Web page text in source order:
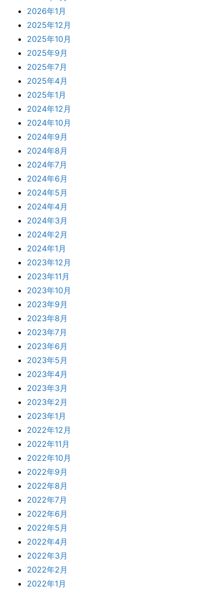
2026年1月
2025年12月
2025年10月
2025年9月
2025年7月
2025年4月
2025年1月
2024年12月
2024年10月
2024年9月
2024年8月
2024年7月
2024年6月
2024年5月
2024年4月
2024年3月
2024年2月
2024年1月
2023年12月
2023年11月
2023年10月
2023年9月
2023年8月
2023年7月
2023年6月
2023年5月
2023年4月
2023年3月
2023年2月
2023年1月
2022年12月
2022年11月
2022年10月
2022年9月
2022年8月
2022年7月
2022年6月
2022年5月
2022年4月
2022年3月
2022年2月
2022年1月